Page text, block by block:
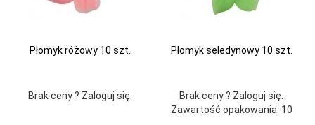
Płomyk różowy 10 szt.
Brak ceny ? Zaloguj się.
Płomyk seledynowy 10 szt.
Brak ceny ? Zaloguj się.
Zawartość opakowania: 10